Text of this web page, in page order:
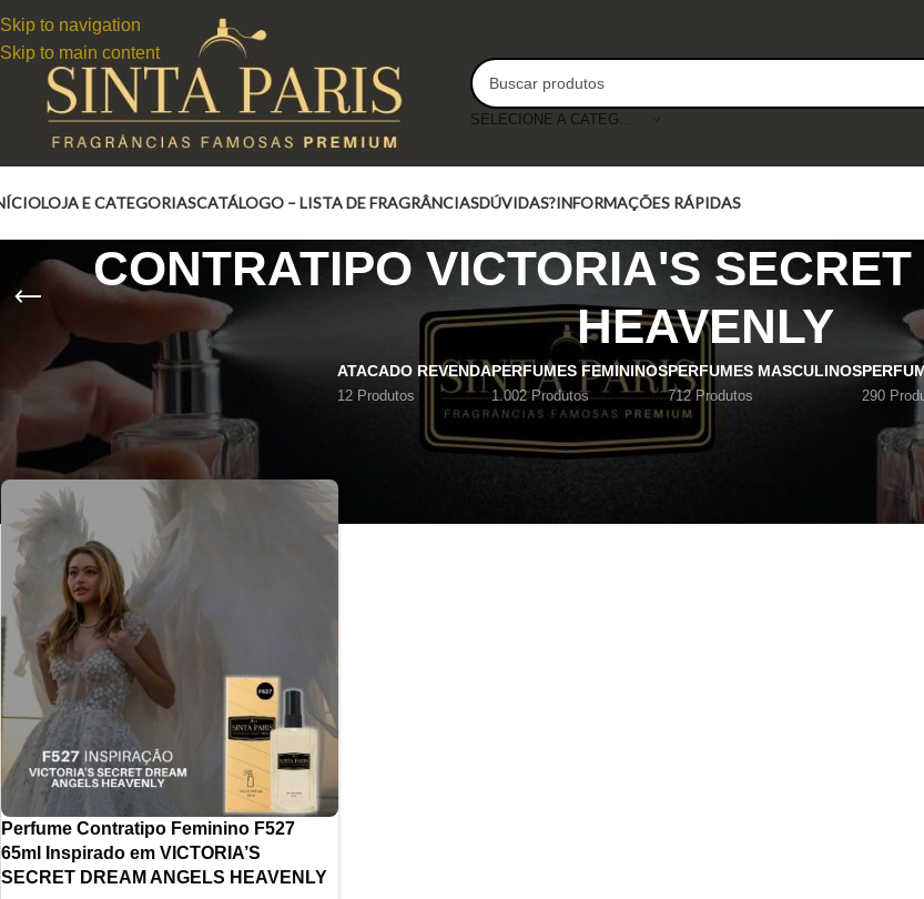
Skip to navigation
Skip to main content
SELECIONE A CATEGORIA
LOJA E CATEGORIASCATÁLOGO – LISTA DE FRAGRÂNCIASDÚVIDAS?INFORMAÇÕES RÁPIDAS
CONTRATIPO VICTORIA'S
HEAVENLY
ATACADO REVENDA
12 Produtos
PERFUMES FEMININOS
1.002 Produtos
PERFUMES MASCULINOS
712 Produtos 290
CONTRATIPO VICTORIA'S SECRET DREAM ANGELS HEAVENLY Mostrar 9
Perfume Contratipo Feminino F527
65ml Inspirado em VICTORIA’S
SECRET DREAM ANGELS HEAVENLY